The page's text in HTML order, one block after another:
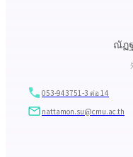
ณัฏ
053-943751-3 ต่อ 14
nattamon.su@cmu.ac.th